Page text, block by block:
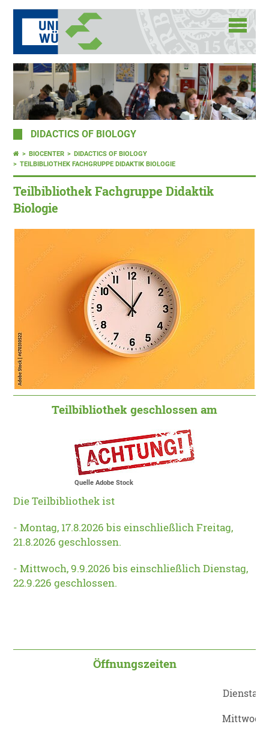
DIDACTICS OF BIOLOGY
BIOCENTER
DIDACTICS OF BIOLOGY
TEILBIBLIOTHEK FACHGRUPPE DIDAKTIK BIOLOGIE
Teilbibliothek Fachgruppe Didaktik
Biologie
Teilbibliothek geschlossen am
Quelle Adobe Stock
Die Teilbibliothek ist
- Montag, 17.8.2026 bis einschließlich Freitag,
21.8.2026 geschlossen.
- Mittwoch, 9.9.2026 bis einschließlich Dienstag,
22.9.226 geschlossen.
Öffnungszeiten